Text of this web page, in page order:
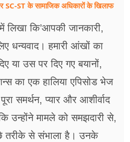
SC-ST के सामाजिक अधिकारों के खिलाफ
लिखा कि’आपकी जानकारी,
धन्यवाद। हमारी आंखों का
या उस पर दिए गए बयानों,
का एक हालिया एपिसोड भेज
समर्थन, प्यार और आशीर्वाद
उन्होंने मामले को समझदारी से,
से संभाला है। उनके